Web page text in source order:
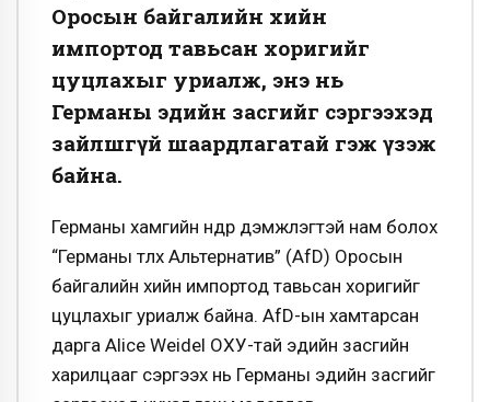
Оросын байгалийн хийн
импортод тавьсан хоригийг
цуцлахыг уриалж, энэ нь
Германы эдийн засгийг сэргээхэд
зайлшгүй шаардлагатай гэж үзэж
байна.
Германы хамгийн өндөр дэмжлэгтэй нам болох
“Германы төлөөх Альтернатив” (AfD) Оросын
байгалийн хийн импортод тавьсан хоригийг
цуцлахыг уриалж байна. AfD-ын хамтарсан
дарга Alice Weidel ОХУ-тай эдийн засгийн
харилцааг сэргээх нь Германы эдийн засгийг